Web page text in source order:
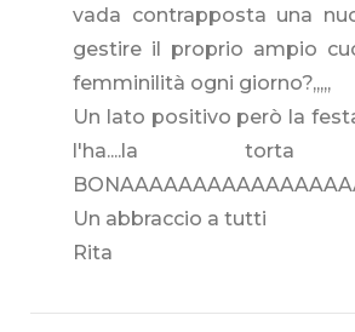
vada contrapposta una
gestire il proprio ampio
femminilità ogni giorno?,,,,,
Un lato positivo però la
l'ha....la torta
Un abbraccio a tutti
Rita